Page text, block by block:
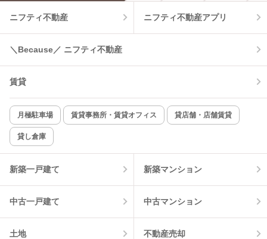
温水洗浄便座 オートロック
コンロ2口以上
新着のみ インターネット無料
該当件数:
3
物件一覧に反映
ニフティ不動産 ニフティ不動産アプリ
＼Because／ ニフティ不動産
賃貸
月極駐車場 賃貸事務所・賃貸オフィス 貸店舗・店舗賃貸
貸し倉庫
新築一戸建て 新築マンション
中古一戸建て 中古マンション
土地 不動産売却